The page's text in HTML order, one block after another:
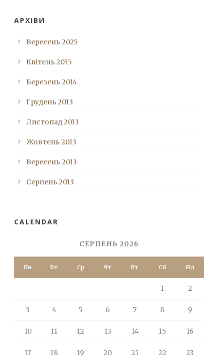
АРХІВИ
Вересень 2025
Квітень 2015
Березень 2014
Грудень 2013
Листопад 2013
Жовтень 2013
Вересень 2013
Серпень 2013
CALENDAR
СЕРПЕНЬ 2026
Пн Вт Ср Чт Пт Сб Нд
1 2
3 4 5 6 7 8 9
10 11 12 13 14 15 16
17 18 19 20 21 22 23